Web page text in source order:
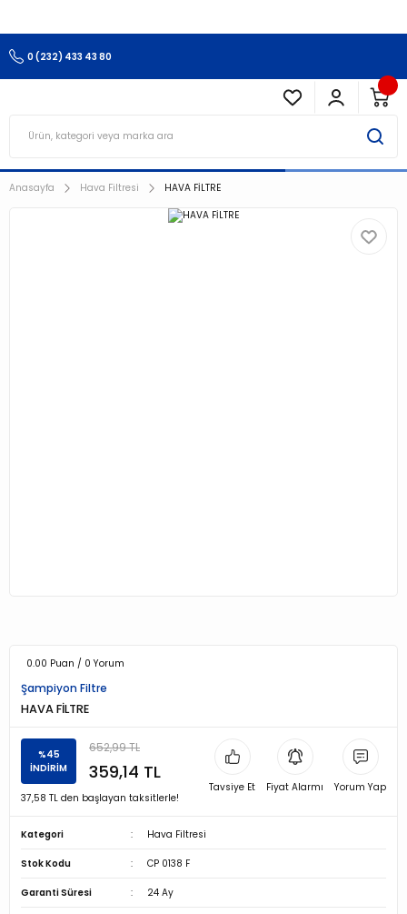
0 (232) 433 43 80
Anasayfa Hava Filtresi HAVA FİLTRE
0.00 Puan / 0 Yorum
Şampiyon Filtre
HAVA FİLTRE
%45
İNDİRİM
652,99 TL
359,14 TL
37,58 TL den başlayan taksitlerle!
Tavsiye Et Fiyat Alarmı Yorum Yap
Kategori Hava Filtresi
Stok Kodu CP 0138 F
Garanti Süresi 24 Ay